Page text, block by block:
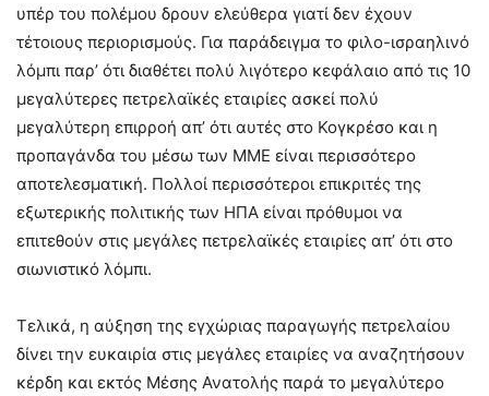
υπέρ του πολέμου δρουν ελεύθερα γιατί δεν έχουν
τέτοιους περιορισμούς. Για παράδειγμα το φιλο-ισραηλινό
λόμπι παρ’ ότι διαθέτει πολύ λιγότερο κεφάλαιο από τις 10
μεγαλύτερες πετρελαϊκές εταιρίες ασκεί πολύ
μεγαλύτερη επιρροή απ’ ότι αυτές στο Κογκρέσο και η
προπαγάνδα του μέσω των ΜΜΕ είναι περισσότερο
αποτελεσματική. Πολλοί περισσότεροι επικριτές της
εξωτερικής πολιτικής των ΗΠΑ είναι πρόθυμοι να
επιτεθούν στις μεγάλες πετρελαϊκές εταιρίες απ’ ότι στο
σιωνιστικό λόμπι.
Τελικά, η αύξηση της εγχώριας παραγωγής πετρελαίου
δίνει την ευκαιρία στις μεγάλες εταιρίες να αναζητήσουν
κέρδη και εκτός Μέσης Ανατολής παρά το μεγαλύτερο